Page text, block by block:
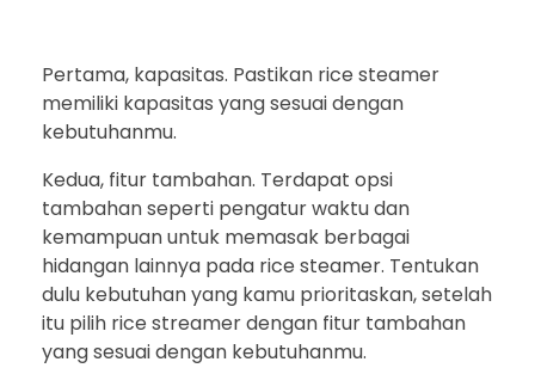
Pertama, kapasitas. Pastikan rice steamer
memiliki kapasitas yang sesuai dengan
kebutuhanmu.
Kedua, fitur tambahan. Terdapat opsi
tambahan seperti pengatur waktu dan
kemampuan untuk memasak berbagai
hidangan lainnya pada rice steamer. Tentukan
dulu kebutuhan yang kamu prioritaskan, setelah
itu pilih rice streamer dengan fitur tambahan
yang sesuai dengan kebutuhanmu.